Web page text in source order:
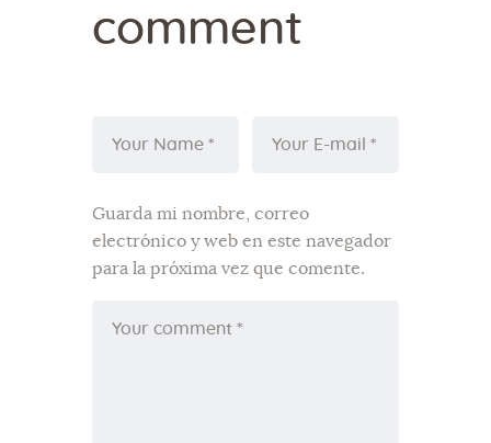
comment
Guarda mi nombre, correo
electrónico y web en este navegador
para la próxima vez que comente.